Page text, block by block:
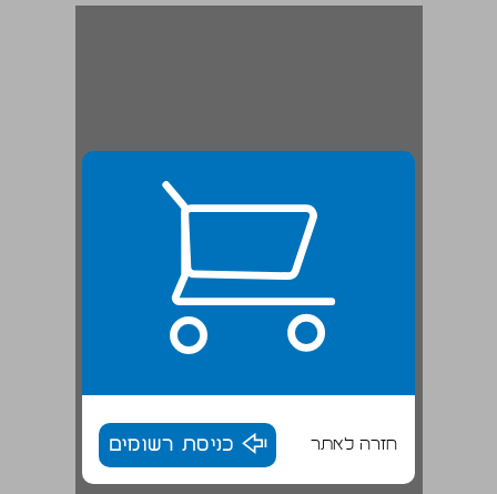
חזרה לאתר כניסת רשומים